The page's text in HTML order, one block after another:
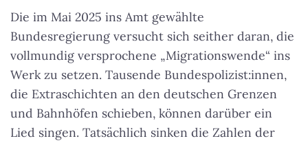
Die im Mai 2025 ins Amt gewählte
Bundesregierung versucht sich seither daran, die
vollmundig versprochene „Migrationswende“ ins
Werk zu setzen. Tausende Bundespolizist:innen,
die Extraschichten an den deutschen Grenzen
und Bahnhöfen schieben, können darüber ein
Lied singen. Tatsächlich sinken die Zahlen der